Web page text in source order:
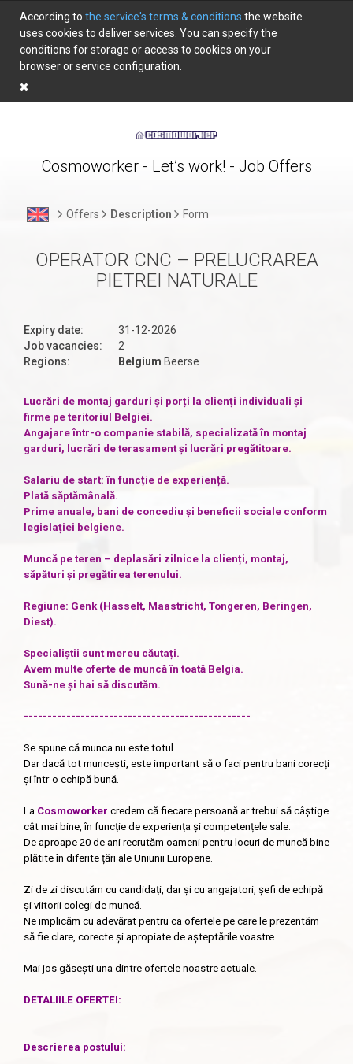
According to the service's terms & conditions the website
uses cookies to deliver services. You can specify the
conditions for storage or access to cookies on your
browser or service configuration.
Cosmoworker - Let’s work! - Job Offers
Offers Description Form
OPERATOR CNC – PRELUCRAREA
PIETREI NATURALE
Expiry date:
31-12-2026
Job vacancies:
2
Regions:
Belgium Beerse
Lucrări de montaj garduri și porți la clienți individuali și
firme pe teritoriul Belgiei.
Angajare într-o companie stabilă, specializată în montaj
garduri, lucrări de terasament și lucrări pregătitoare.
Salariu de start: în funcție de experiență.
Plată săptămânală.
Prime anuale, bani de concediu și beneficii sociale conform
legislației belgiene.
Muncă pe teren – deplasări zilnice la clienți, montaj,
săpături și pregătirea terenului.
Regiune: Genk (Hasselt, Maastricht, Tongeren, Beringen,
Diest).
Specialiștii sunt mereu căutați.
Avem multe oferte de muncă în toată Belgia.
Sună-ne și hai să discutăm.
------------------------------------------------
Se spune că munca nu este totul.
Dar dacă tot muncești, este important să o faci pentru bani corecți
și într-o echipă bună.
La Cosmoworker credem că fiecare persoană ar trebui să câștige
cât mai bine, în funcție de experiența și competențele sale.
De aproape 20 de ani recrutăm oameni pentru locuri de muncă bine
plătite în diferite țări ale Uniunii Europene.
Zi de zi discutăm cu candidați, dar și cu angajatori, șefi de echipă
și viitorii colegi de muncă.
Ne implicăm cu adevărat pentru ca ofertele pe care le prezentăm
să fie clare, corecte și apropiate de așteptările voastre.
Mai jos găsești una dintre ofertele noastre actuale.
DETALIILE OFERTEI:
Descrierea postului: